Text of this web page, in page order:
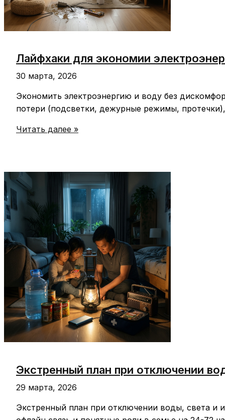
Лайфхаки для экономии
30 марта, 2026
Экономить электроэнергию и воду без
потери (подсветки, дежурные режимы,
Лайфхаки
и
воды
без
дискомфорта
Читать далее »
Экстренный план при отключении
29 марта, 2026
Экстренный план при отключении воды, света и